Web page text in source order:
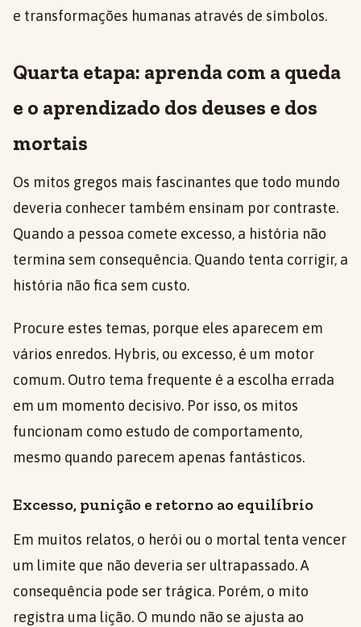
e transformações humanas através de símbolos.
Quarta etapa: aprenda com a queda
e o aprendizado dos deuses e dos
mortais
Os mitos gregos mais fascinantes que todo mundo
deveria conhecer também ensinam por contraste.
Quando a pessoa comete excesso, a história não
termina sem consequência. Quando tenta corrigir, a
história não fica sem custo.
Procure estes temas, porque eles aparecem em
vários enredos. Hybris, ou excesso, é um motor
comum. Outro tema frequente é a escolha errada
em um momento decisivo. Por isso, os mitos
funcionam como estudo de comportamento,
mesmo quando parecem apenas fantásticos.
Excesso, punição e retorno ao equilíbrio
Em muitos relatos, o herói ou o mortal tenta vencer
um limite que não deveria ser ultrapassado. A
consequência pode ser trágica. Porém, o mito
registra uma lição. O mundo não se ajusta ao